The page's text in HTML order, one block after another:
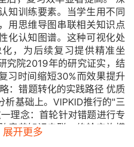
知训练要素。当学生用不同
用思维导图串联相关知识点
化认知图谱。这种可视化处
，为后续复习提供精准坐
究院2019年的研究证实，结
习时间缩短30%而效果提升
：错题转化的实践路径 优质
析基础上。VIPKID推行的"三
理念：首轮针对错题进行专
章节知识串联，终轮实施模
数学班实践数据显示，采用
展开更多